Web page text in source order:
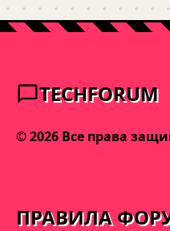
TECHFORUM
© 2026 Все права
ПРАВИЛА